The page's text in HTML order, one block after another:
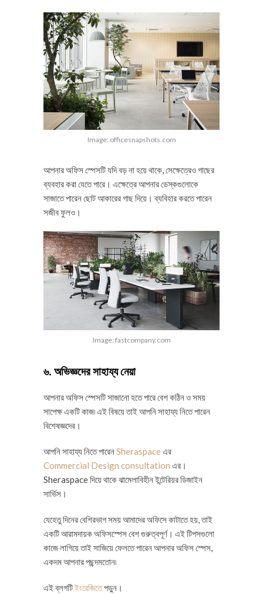
Image: officesnapshots.com
আপনার অফিস স্পেসটি যদি বড় না হয়ে থাকে, সেক্ষেত্রেও গাছের
ব্যবহার করা যেতে পারে। এক্ষেত্রে আপনার ডেস্কগুলোকে
সাজাতে পারেন ছোট আকারের গাছ দিয়ে। ব্যবিহার করতে পারেন
সজীব ফুলও।
Image: fastcompany.com
৬. অভিজ্ঞদের সাহায্য নেয়া
আপনার অফিস স্পেসটি সাজানো হতে পারে বেশ কঠিন ও সময়
সাপেক্ষ একটি কাজ৷ এই বিষয়ে তাই আপনি সাহায্য নিতে পারেন
বিশেষজ্ঞদের।
আপনি সাহায্য নিতে পারেনSheraspaceএর
Commercial Design consultation এর।
Sheraspace দিয়ে থাকে ঝামেলাবিহীন ইন্টেরিয়র ডিজাইন
সার্ভিস।
যেহেতু দিনের বেশিরভাগ সময় আমাদের অফিসে কাটাতে হয়, তাই
একটি আরামদায়ক অফিসস্পেস বেশ গুরুত্বপূর্ণ। এই টিপসগুলো
কাজে লাগিয়ে তাই সাজিয়ে ফেলতে পারেন আপনার অফিস স্পেস,
একদম আপনার পছন্দমতোন৷
এই ব্লগটিইংরেজিতেপড়ুন।